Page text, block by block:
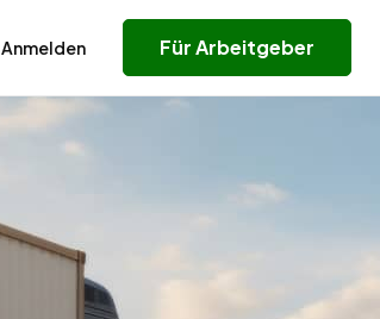
Anmelden Für Arbeitgeber